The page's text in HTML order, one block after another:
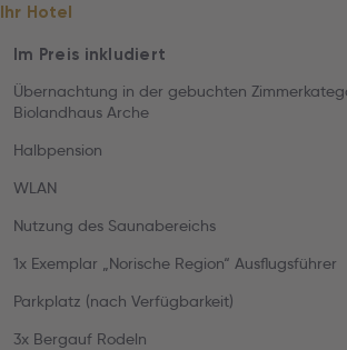
Ihr Hotel
Im Preis inkludiert
Übernachtung in der gebuchten
Biolandhaus Arche
Halbpension
WLAN
Nutzung des Saunabereichs
1x Exemplar „Norische Region“ Ausflugsführer
Parkplatz (nach Verfügbarkeit)
3x Bergauf Rodeln